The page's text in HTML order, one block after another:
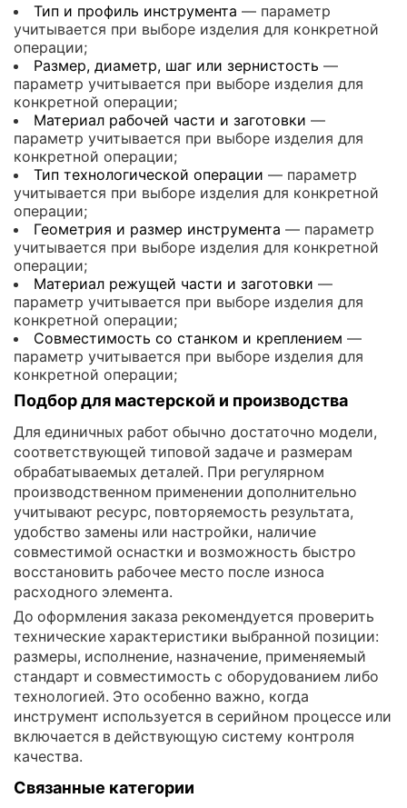
Тип и профиль инструмента — параметр
учитывается при выборе изделия для конкретной
операции;
Размер, диаметр, шаг или зернистость —
параметр учитывается при выборе изделия для
конкретной операции;
Материал рабочей части и заготовки —
параметр учитывается при выборе изделия для
конкретной операции;
Тип технологической операции — параметр
учитывается при выборе изделия для конкретной
операции;
Геометрия и размер инструмента — параметр
учитывается при выборе изделия для конкретной
операции;
Материал режущей части и заготовки —
параметр учитывается при выборе изделия для
конкретной операции;
Совместимость со станком и креплением —
параметр учитывается при выборе изделия для
конкретной операции;
Подбор для мастерской и производства
Для единичных работ обычно достаточно модели,
соответствующей типовой задаче и размерам
обрабатываемых деталей. При регулярном
производственном применении дополнительно
учитывают ресурс, повторяемость результата,
удобство замены или настройки, наличие
совместимой оснастки и возможность быстро
восстановить рабочее место после износа
расходного элемента.
До оформления заказа рекомендуется проверить
технические характеристики выбранной позиции:
размеры, исполнение, назначение, применяемый
стандарт и совместимость с оборудованием либо
технологией. Это особенно важно, когда
инструмент используется в серийном процессе или
включается в действующую систему контроля
качества.
Связанные категории